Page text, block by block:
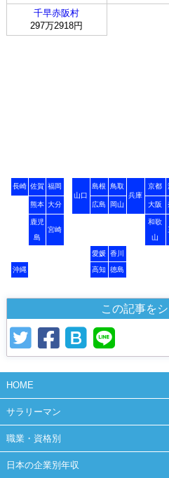
千早赤阪村
297万2918円
長崎 佐賀 福岡
山口
島根
鳥取
兵庫
京都
熊本 大分 広島 岡山 大阪
鹿児
島
宮崎
和歌
山
愛媛 香川
沖縄 高知 徳島
この記事を
HOME
サラリーマン
職業・資格別
日本の企業別年収